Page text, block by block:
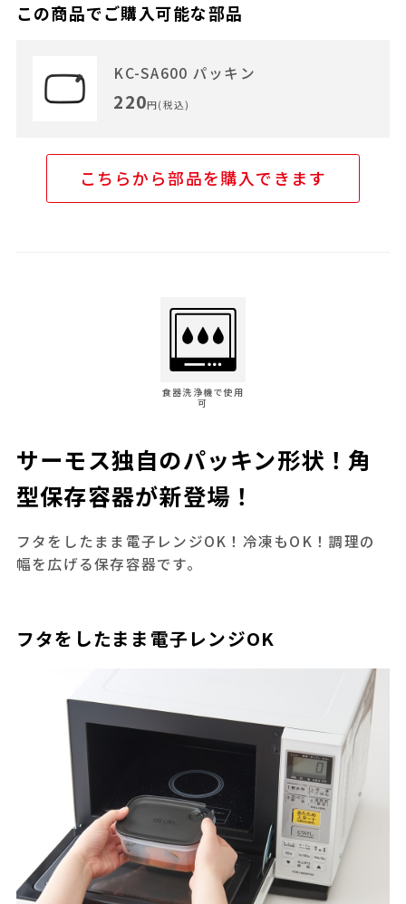
この商品でご購入可能な部品
KC-SA600 パッキン
220円(税込)
こちらから部品を購入できます
食器洗浄機で使用
可
サーモス独自のパッキン形状！角
型保存容器が新登場！
フタをしたまま電子レンジOK！冷凍もOK！調理の
幅を広げる保存容器です。
フタをしたまま電子レンジOK